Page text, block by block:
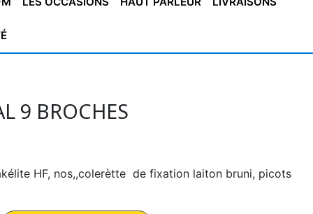
9 BROCHES
HF, nos,,colerètte de fixation laiton bruni, picots